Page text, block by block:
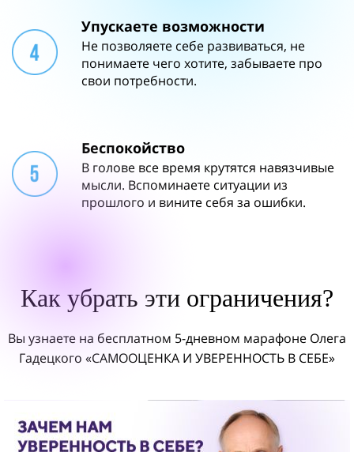
Упускаете возможности
Не позволяете себе развиваться, не
понимаете чего хотите, забываете про
свои потребности.
Беспокойство
В голове все время крутятся навязчивые
мысли. Вспоминаете ситуации из
прошлого и вините себя за ошибки.
Как убрать эти ограничения?
Вы узнаете на бесплатном 5-дневном марафоне Олега
Гадецкого «САМООЦЕНКА И УВЕРЕННОСТЬ В СЕБЕ»